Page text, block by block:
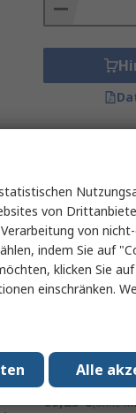
Menge
Zwischensumme (1
69,25 €(ohne
von
von
indem Sie auf
klicken Sie auf
einschränken.
Alle